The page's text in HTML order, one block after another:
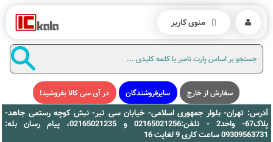
سفارش از خارج سایرفروشندگان در آی سی کالا بفروشید!
آدرس: تهران- بلوار جمهوری اسلامی- خیابان سی تیر- نبش کوچه رستمی جاهد-
پلاک67- واحد2 - تلفن:02165021256 و 02165021235، پیام رسان بله:
09309563731 ساعت کاری 9 لغایت 16
منوی کاربر